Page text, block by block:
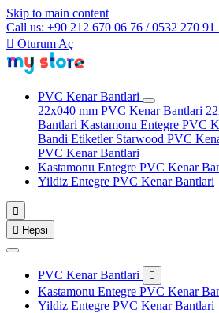
Skip to main content
Call us: +90 212 670 06 76 / 0532 270 91
 Oturum Aç
PVC Kenar Bantlari
22x040 mm PVC Kenar Bantlari
Bantlari Kastamonu Entegre PVC
Bandi Etiketler Starwood PVC
PVC Kenar Bantlari
Kastamonu Entegre PVC Kenar
Yildiz Entegre PVC Kenar Bantlari

 Hepsi
PVC Kenar Bantlari 
Kastamonu Entegre PVC Kenar
Yildiz Entegre PVC Kenar Bantlari